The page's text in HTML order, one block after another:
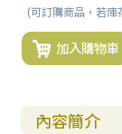
(可訂購商品，若庫
加入購物車
內容簡介